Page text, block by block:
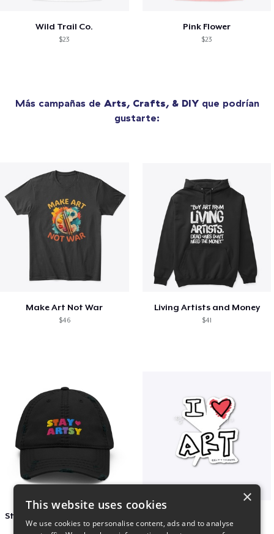
Wild Trail Co.
$23
Pink Flower
$23
Más campañas de Arts, Crafts, & DIYque podrían
gustarte:
Make Art Not War
$46
Living Artists and Money
$41
$27 $7
×
This website uses cookies
We use cookies to personalise content, ads and to analyse